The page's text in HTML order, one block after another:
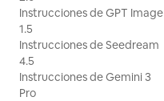
Instrucciones de GPT Image
1.5
Instrucciones de Seedream
4.5
Instrucciones de Gemini 3
Pro